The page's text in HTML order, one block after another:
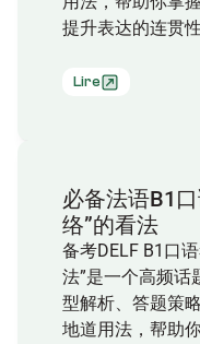
提升表达的连贯
Lire
必备法语B1
络”的看法
备考DELF B1口
法”是一个高频话
型解析、答题策
地道用法，帮助